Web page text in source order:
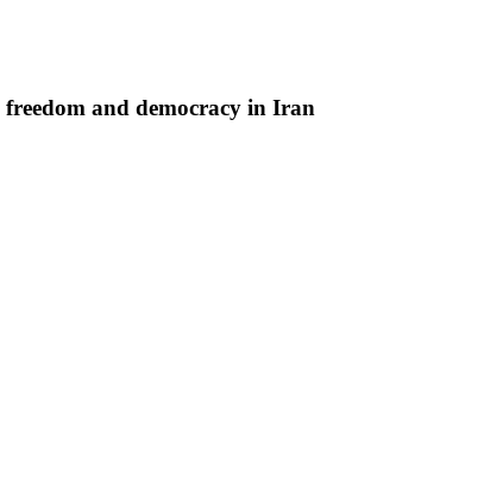
freedom and democracy in Iran